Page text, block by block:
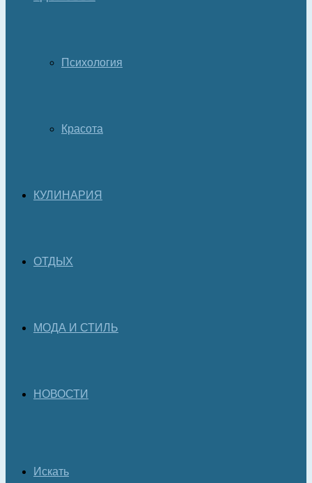
Психология
Красота
КУЛИНАРИЯ
ОТДЫХ
МОДА И СТИЛЬ
НОВОСТИ
Искать